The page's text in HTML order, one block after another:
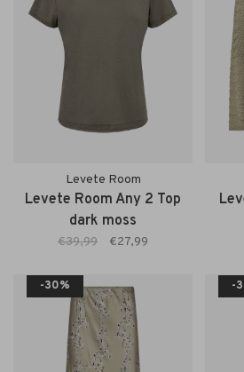
Levete Room
Levete Room Any 2 Top
dark moss
€39,99 €27,99
-30% -